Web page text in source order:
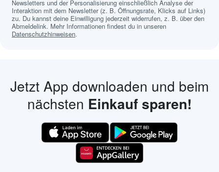
Newsletters und der Personalisierung einschließlich Analyse der
Interaktion mit dem Newsletter (z. B. Öffnungsrate, Klicks auf Links)
zu. Du kannst deine Einwilligung jederzeit widerrufen, z. B. über den
Abmeldelink. Mehr Informationen findest du in unseren
Datenschutzhinweisen.
Jetzt App downloaden und beim
nächsten Einkauf sparen!